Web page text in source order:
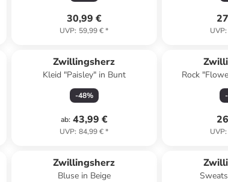
30,99 €
UVP: 59,99 €* UVP:
Zwillingsherz
Kleid "Paisley" in Bunt
-48%
ab: 43,99 €
UVP: 84,99 €*
Rock
-
UVP:
Zwillingsherz
Bluse in Beige